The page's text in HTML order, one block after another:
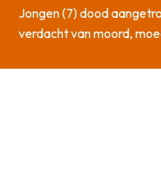
Jongen (7) dood
verdacht van moord,